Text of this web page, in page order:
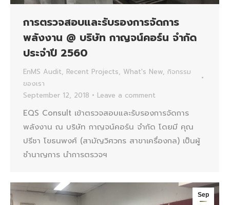
การตรวจสอบและรับรองการจัดการ
พลังงาน @ บริษัท กาญจน์คอร์น จำกัด
ประจำปี 2560
EnMS Audit, Recent Projects, What's New, กิจกรรม
ของเรา
September 12, 2018
Leave a comment
EQS Consult เข้าตรวจสอบและรับรองการจัดการ
พลังงาน ณ บริษัท กาญจน์คอร์น จำกัด โดยมี คุณ
ปรีชา โขธนพงศ์ (สามัญวิศวกร สาขาเครื่องกล) เป็นผู้
ชำนาญการ นำการตรวจฯ
Sep